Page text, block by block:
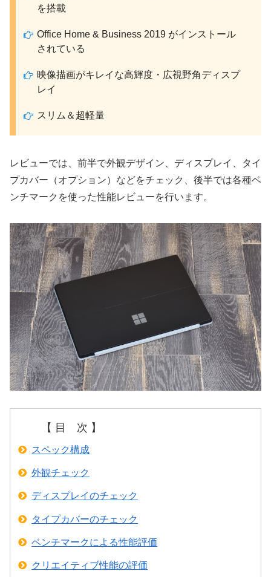
を搭載
Office Home & Business 2019 がインストール
されている
映像描画がキレイな高輝度・広視野角ディスプ
レイ
スリム＆超軽量
レビューでは、前半で外観デザイン、ディスプレイ、タイ
プカバー（オプション）などをチェック、後半では各種ベ
ンチマークを使った性能レビューを行います。
【 目 次 】
スペック構成
外観チェック
ディスプレイのチェック
タイプカバーのチェック
ベンチマークによる性能評価
クリエイティブ性能の評価